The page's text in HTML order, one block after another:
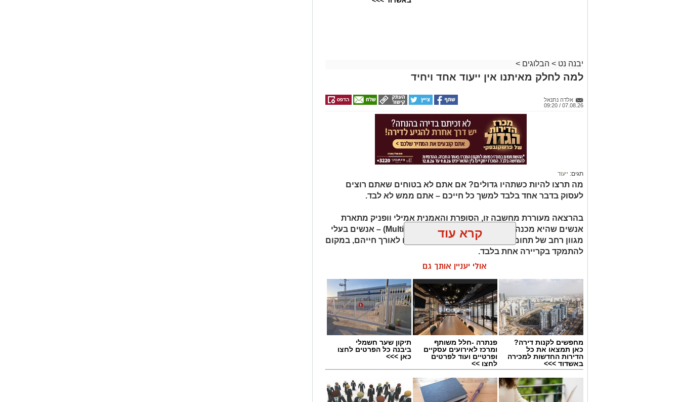
יבנה נט > הבלוגים >
למה לחלק מאיתנו אין ייעוד אחד ויחיד
אלדה נתנאל
07.08.26 / 09:20
תגים: ייעוד
מה תרצו להיות כשתהיו גדולים? אם אתם לא בטוחים שאתם רוצים
לעסוק בדבר אחד בלבד למשך כל חייכם – אתם ממש לא לבד.
בהרצאה מעוררת מחשבה זו, הסופרת והאמנית אמילי וופניק מתארת
אנשים שהיא מכנה "רבי־פוטנציאל" (Multipotentialites) – אנשים בעלי
מגוון רחב של תחומי עניין, כישורים ועיסוקים שונים לאורך חייהם, במקום
להתמקד בקריירה אחת בלבד.
קרא עוד
אולי יעניין אותך גם
מחפשים לקנות דירה?
כאן תמצאו את כל
הדירות החדשות למכירה
באשדוד >>>
פנתרה -חלל משותף
ומרכז לאירועים עסקיים
ופרטיים ועוד לפרטים
לחצו >>
תיקון שער חשמלי
ביבנה כל הפרטים לחצו
כאן >>>